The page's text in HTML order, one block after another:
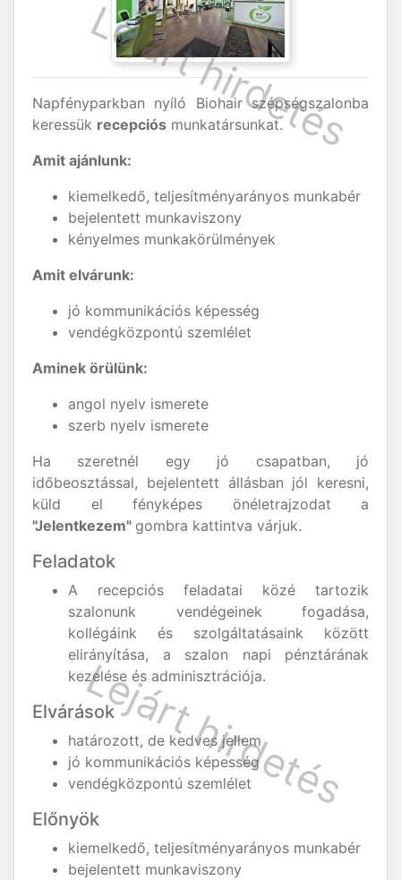
Napfényparkban nyíló Biohair szépségszalonba
keressük recepciós munkatársunkat.
Amit ajánlunk:
kiemelkedő, teljesítményarányos munkabér
bejelentett munkaviszony
kényelmes munkakörülmények
Amit elvárunk:
jó kommunikációs képesség
vendégközpontú szemlélet
Aminek örülünk:
angol nyelv ismerete
szerb nyelv ismerete
Ha szeretnél egy jó csapatban, jó
időbeosztással, bejelentett állásban jól keresni,
küld el fényképes önéletrajzodat a
"Jelentkezem" gombra kattintva várjuk.
Feladatok
A recepciós feladatai közé tartozik
szalonunk vendégeinek fogadása,
kollégáink és szolgáltatásaink között
elirányítása, a szalon napi pénztárának
kezelése és adminisztrációja.
Elvárások
határozott, de kedves jellem
jó kommunikációs képesség
vendégközpontú szemlélet
Előnyök
kiemelkedő, teljesítményarányos munkabér
bejelentett munkaviszony